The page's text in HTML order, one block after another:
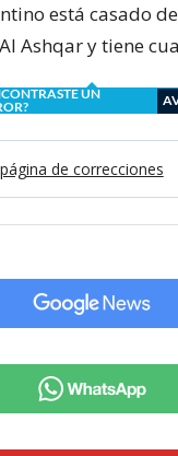
está casado
Ashqar y tiene
UN
de correcciones